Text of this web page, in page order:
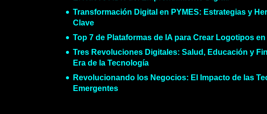
Transformación Digital en PYMES: Estrategias y
Clave
Top 7 de Plataformas de IA para Crear Logotipos en
Tres Revoluciones Digitales: Salud, Educación y
Era de la Tecnología
Revolucionando los Negocios: El Impacto de las
Emergentes